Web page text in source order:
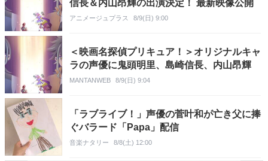
信長＆内山昂輝の出演決定！ 最新映像公開
アニメージュプラス 8/9(日) 9:00
＜映画名探偵プリキュア！＞オリジナルキャ
ラの声優に鬼頭明里、島崎信長、内山昂輝
MANTANWEB 8/9(日) 9:04
「ラブライブ！」声優の菅叶和が亡き父に捧
ぐバラード「Papa」配信
音楽ナタリー 8/8(土) 12:00